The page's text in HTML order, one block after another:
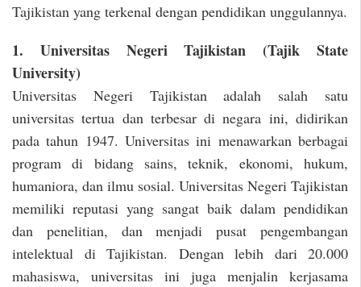
Tajikistan yang terkenal dengan pendidikan unggulannya.
1. Universitas Negeri Tajikistan (Tajik State
University)
Universitas Negeri Tajikistan adalah salah satu
universitas tertua dan terbesar di negara ini, didirikan
pada tahun 1947. Universitas ini menawarkan berbagai
program di bidang sains, teknik, ekonomi, hukum,
humaniora, dan ilmu sosial. Universitas Negeri Tajikistan
memiliki reputasi yang sangat baik dalam pendidikan
dan penelitian, dan menjadi pusat pengembangan
intelektual di Tajikistan. Dengan lebih dari 20.000
mahasiswa, universitas ini juga menjalin kerjasama